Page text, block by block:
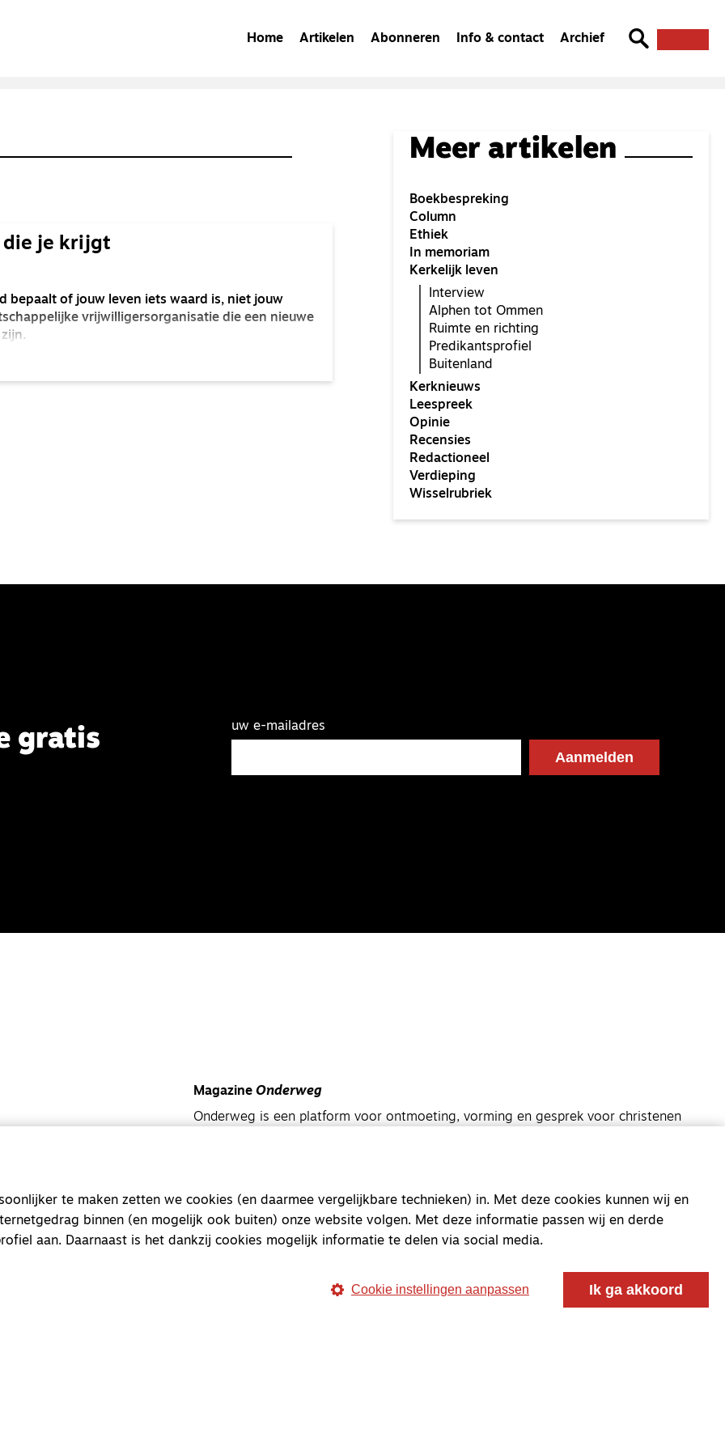
Home Artikelen Abonneren Info & contact Archief
die je krijgt
bepaalt of jouw leven iets waard is, niet jouw
vrijwilligersorganisatie die een nieuwe
Meer artikelen
Boekbespreking
Column
Ethiek
In memoriam
Kerkelijk leven
Interview
Alphen tot Ommen
Ruimte en richting
Predikantsprofiel
Buitenland
Kerknieuws
Leespreek
Opinie
Recensies
Redactioneel
Verdieping
Wisselrubriek
gratis
uw e-mailadres
Magazine Onderweg
Onderweg is een platform voor ontmoeting, vorming en gesprek voor christenen
Kvk-nummer 33277063
NL46 INGB 0117 5827 86
te maken zetten we cookies (en daarmee vergelijkbare technieken) in. Met deze cookies kunnen wij en
binnen (en mogelijk ook buiten) onze website volgen. Met deze informatie passen wij en derde
aan. Daarnaast is het dankzij cookies mogelijk informatie te delen via social media.
Cookie instellingen aanpassen Ik ga akkoord